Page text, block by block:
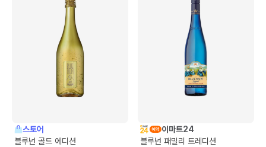
스토어
블루넌 골드 에디션
이마트24
블루넌 패밀리 트레디션